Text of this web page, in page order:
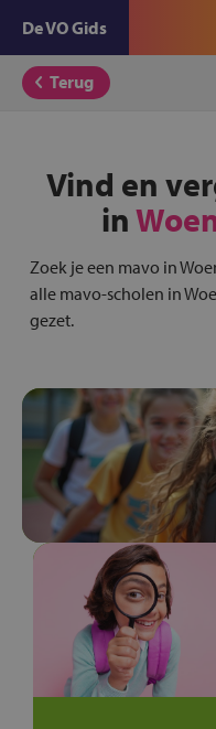
De VO Gids
Terug
Vind en
in
Zoek je een mavo in
alle mavo-scholen in
gezet.